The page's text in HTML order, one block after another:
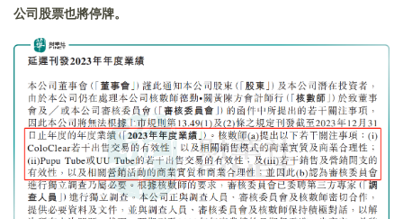
公司股票也將停牌。